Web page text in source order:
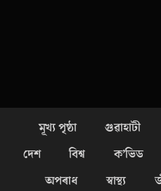
মূখ্য পৃষ্ঠা গুৱাহাটী
দেশ
বিশ্ব ক’ভিড
অপৰাধ
স্বাস্থ্য